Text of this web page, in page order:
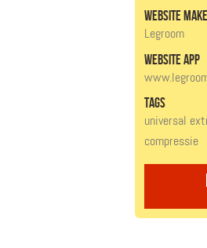
website
Legroom
website app
tags
universal
compressie